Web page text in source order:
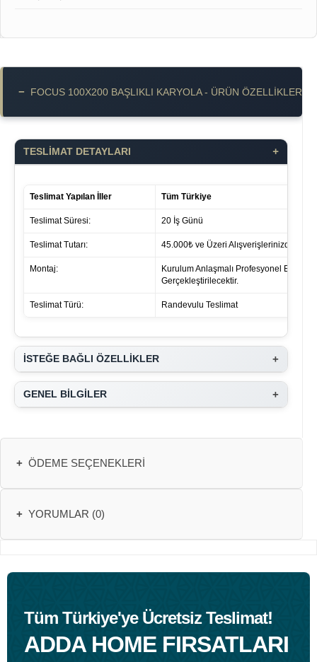
− FOCUS 100X200 BAŞLIKLI KARYOLA - ÜRÜN ÖZELLIKLERI
TESLİMAT DETAYLARI +
Teslimat Yapılan İller Tüm Türkiye
Teslimat Süresi: 20 İş Günü
Teslimat Tutarı: 45.000₺ ve Üzeri Alışverişlerinizde ücret
Montaj:
Kurulum Anlaşmalı Profesyonel
Gerçekleştirilecektir.
Teslimat Türü: Randevulu Teslimat
İSTEĞE BAĞLI ÖZELLİKLER +
GENEL BİLGİLER +
+ ÖDEME SEÇENEKLERI
+ YORUMLAR (0)
Tüm Türkiye'ye Ücretsiz Teslimat!
ADDA HOME FIRSATLARI